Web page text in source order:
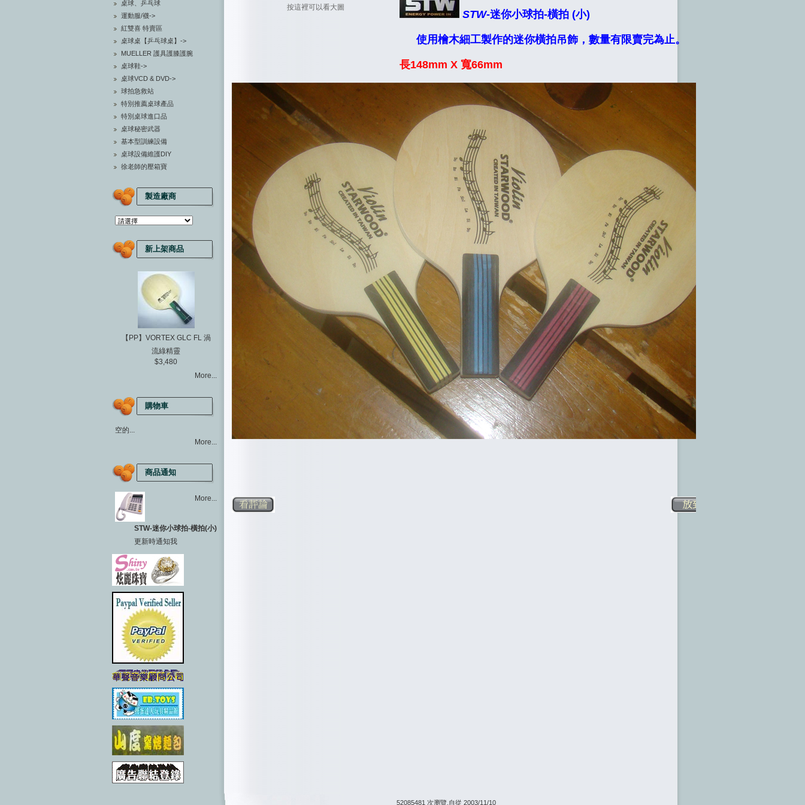
桌球、乒乓球
運動服/襪->
紅雙喜 特賣區
桌球桌【乒乓球桌】->
MUELLER 護具護膝護腕
桌球鞋->
桌球VCD & DVD->
球拍急救站
特別推薦桌球產品
特別桌球進口品
桌球秘密武器
基本型訓練設備
桌球設備維護DIY
徐老師的壓箱寶
製造廠商
新上架商品
【PP】VORTEX GLC FL 渦
流綠精靈
$3,480
More...
購物車
空的...
More...
商品通知
STW-迷你小球拍-橫拍(小)
更新時通知我
More...
按這裡可以看大圖
STW-迷你小球拍-橫拍 (小)
使用檜木細工製作的迷你橫拍吊飾，數量有限賣完為止。
長148mm X 寬66mm
52085481 次瀏覽,自從 2003/11/10